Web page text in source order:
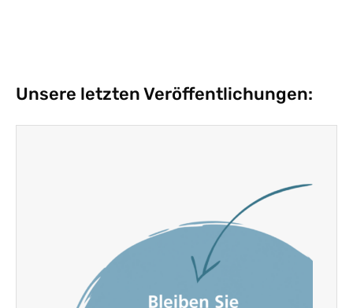
Unsere letzten Veröffentlichungen: